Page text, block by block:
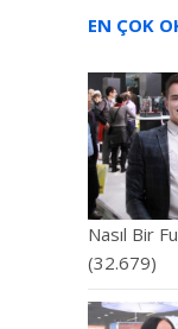
EN ÇOK
Nasıl Bir
(32.679)